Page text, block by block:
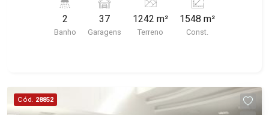
características deste imóvel que a Martinelli
Imobiliária selecionou para você: - 1.242m² de
área terreno e 1.548m² de área construída -
Entrada para funcionários - Piscina - Jardim - 37
vagas Martinelli Imobiliária, referência no
2
Banho
37
Garagens
1242 m²
Terreno
1548 m²
Const.
Cód. 28852